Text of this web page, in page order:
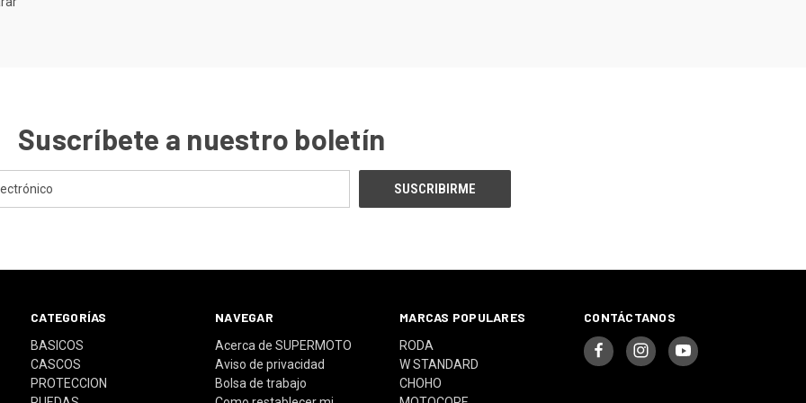
Suscríbete a nuestro boletín
CATEGORÍAS
BASICOS
CASCOS
PROTECCION
NAVEGAR
Acerca de SUPERMOTO
Aviso de privacidad
Bolsa de trabajo
MARCAS POPULARES
RODA
W STANDARD
CHOHO
CONTÁCTANOS